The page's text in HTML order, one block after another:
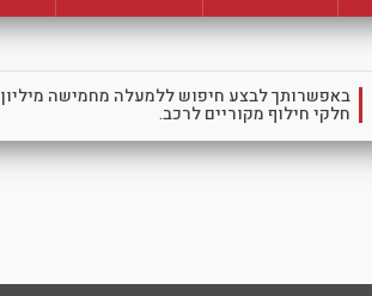
באפשרותך לבצע חיפוש ללמעלה מחמישה מיליון
חלקי חילוף מקוריים לרכב.